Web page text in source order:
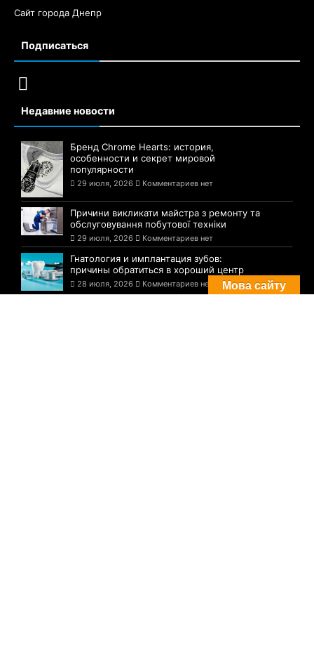
Сайт города Днепр
Подписаться
Недавние новости
Бренд Chrome Hearts: история,
особенности и секрет мировой
популярности
29 июля, 2026 Комментариев нет
Причини викликати майстра з ремонту та
обслуговування побутової техніки
29 июля, 2026 Комментариев нет
Гнатология и имплантация зубов:
причины обратиться в хороший центр
28 июля, 2026 Комментариев нет Мова сайту